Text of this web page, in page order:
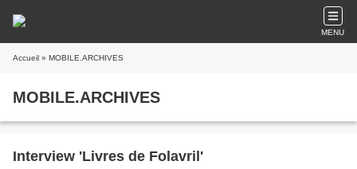
MENU
Accueil » MOBILE.ARCHIVES
MOBILE.ARCHIVES
Interview 'Livres de Folavril'